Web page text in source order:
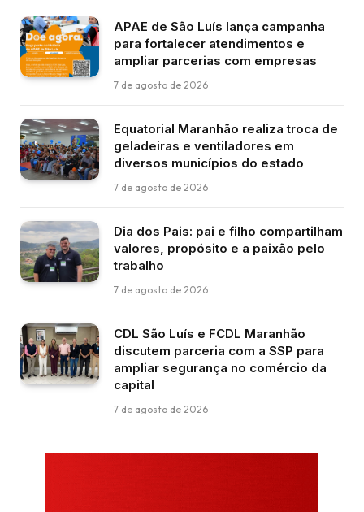
APAE de São Luís lança campanha
para fortalecer atendimentos e
ampliar parcerias com empresas
7 de agosto de 2026
Equatorial Maranhão realiza troca de
geladeiras e ventiladores em
diversos municípios do estado
7 de agosto de 2026
Dia dos Pais: pai e filho compartilham
valores, propósito e a paixão pelo
trabalho
7 de agosto de 2026
CDL São Luís e FCDL Maranhão
discutem parceria com a SSP para
ampliar segurança no comércio da
capital
7 de agosto de 2026